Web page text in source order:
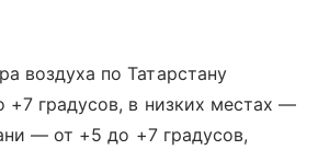
воздуха по Татарстану
+7 градусов, в низких местах —
— от +5 до +7 градусов,